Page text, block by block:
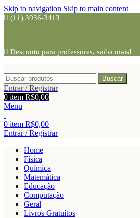
Skip to navigation Skip to main content
(11) 3936-3413
Desconto para professores, saiba mais!
Buscar
Entrar / Registrar
0 item R$0,00
Menu
0 item R$0,00
Entrar / Registrar
Home
Física
Química
Matemática
Educação
Computação
Geral
Livros Gratuítos